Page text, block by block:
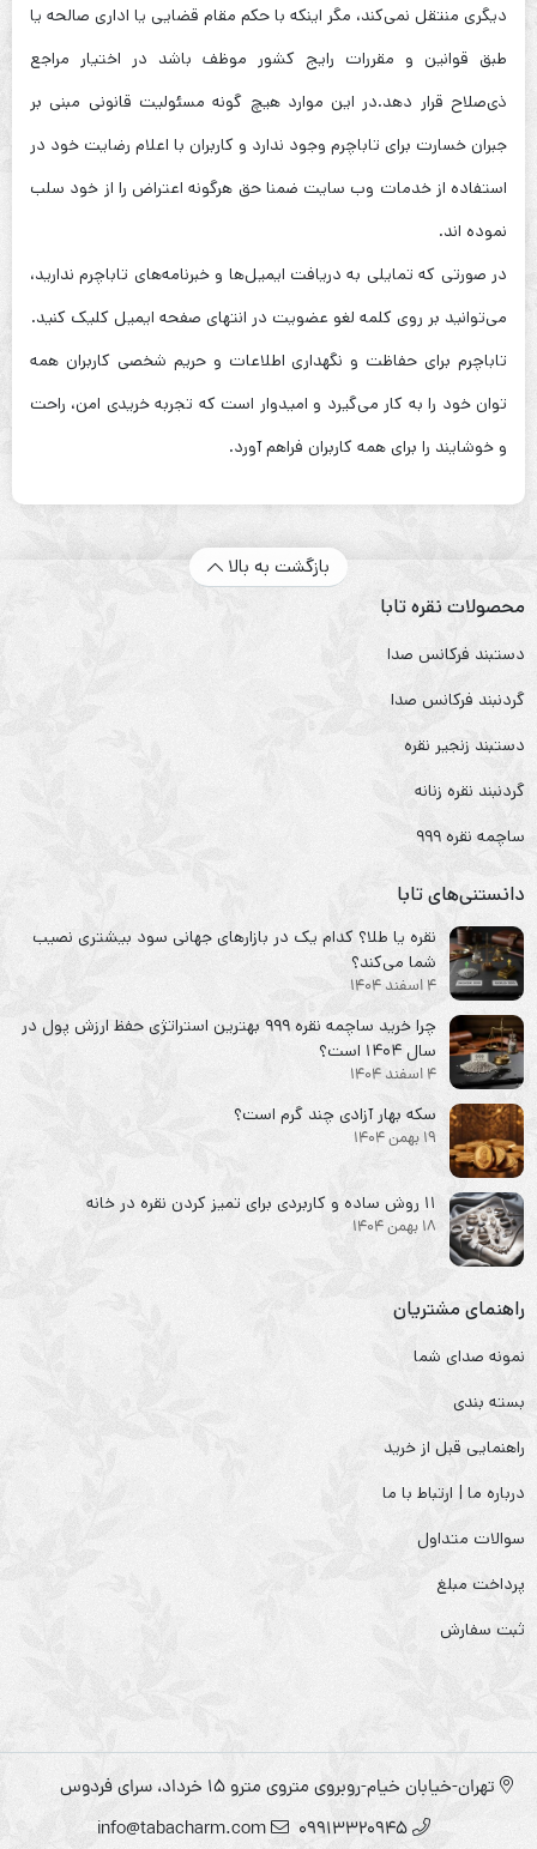
دیگری منتقل نمی‌کند، مگر اینکه با حکم مقام قضایی یا اداری صالحه یا
طبق قوانین و مقررات رایج کشور موظف باشد در اختیار مراجع
ذی‌صلاح قرار دهد.در این موارد هیچ گونه مسئولیت قانونی مبنی بر
جبران خسارت برای تاباچرم وجود ندارد و کاربران با اعلام رضایت خود در
استفاده از خدمات وب سایت ضمنا حق هرگونه اعتراض را از خود سلب
نموده اند.
در صورتی که تمایلی به دریافت ایمیل‌ها و خبرنامه‌های تاباچرم ندارید،
می‌توانید بر روی کلمه لغو عضویت در انتهای صفحه ایمیل کلیک کنید.
تاباچرم برای حفاظت و نگهداری اطلاعات و حریم شخصی کاربران همه
توان خود را به کار می‌گیرد و امیدوار است که تجربه خریدی امن، راحت
و خوشایند را برای همه کاربران فراهم آورد.
بازگشت به بالا
محصولات نقره تابا
دستبند فرکانس صدا
گردنبند فرکانس صدا
دستبند زنجیر نقره
گردنبند نقره زنانه
ساچمه نقره ۹۹۹
دانستنی‌های تابا
نقره یا طلا؟ کدام یک در بازارهای جهانی سود بیشتری نصیب
شما می‌کند؟
4 اسفند 1404
چرا خرید ساچمه نقره ۹۹۹ بهترین استراتژی حفظ ارزش پول در
سال ۱۴۰۴ است؟
4 اسفند 1404
سکه‌ بهار آزادی چند گرم است؟
19 بهمن 1404
۱۱ روش ساده و کاربردی برای تمیز کردن نقره در خانه
18 بهمن 1404
راهنمای مشتریان
نمونه صدای شما
بسته بندی
راهنمایی قبل از خرید
درباره ما | ارتباط با ما
سوالات متداول
پرداخت مبلغ
ثبت سفارش
تهران-خیابان خیام-روبروی متروی مترو ۱۵ خرداد، سرای فردوس
09913320945
info@tabacharm.com